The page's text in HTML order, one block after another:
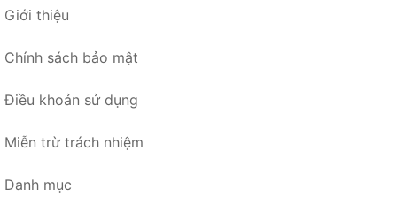
Giới thiệu
Chính sách bảo mật
Điều khoản sử dụng
Miễn trừ trách nhiệm
Danh mục